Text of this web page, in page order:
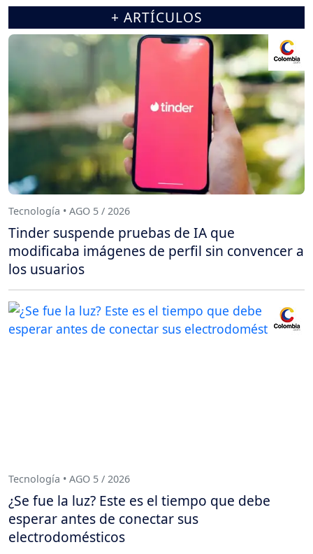
+ ARTÍCULOS
Tecnología • AGO 5 / 2026
Tinder suspende pruebas de IA que
modificaba imágenes de perfil sin convencer a
los usuarios
Tecnología • AGO 5 / 2026
¿Se fue la luz? Este es el tiempo que debe
esperar antes de conectar sus
electrodomésticos